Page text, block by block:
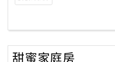
甜蜜家庭房